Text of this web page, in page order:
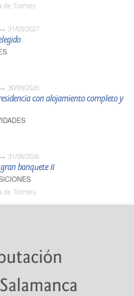
de Tormes
31/03/2027
30/09/2026
con alojamiento completo y
31/08/2026
banquete II
de Tormes